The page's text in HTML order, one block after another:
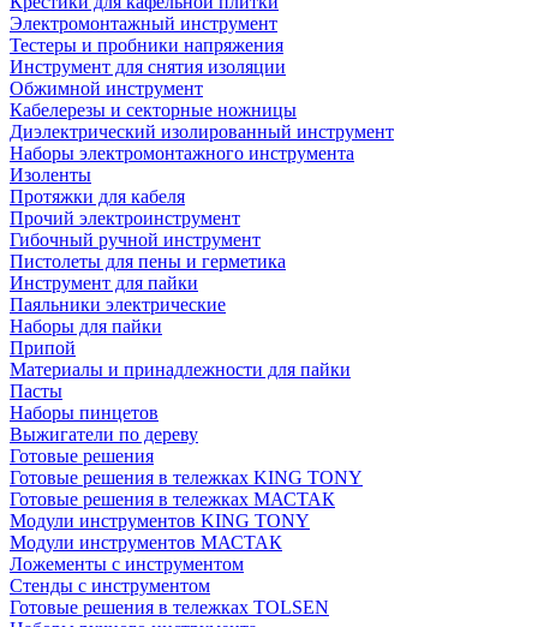
Электромонтажный инструмент
Тестеры и пробники напряжения
Инструмент для снятия изоляции
Обжимной инструмент
Кабелерезы и секторные ножницы
Диэлектрический изолированный инструмент
Наборы электромонтажного инструмента
Изоленты
Протяжки для кабеля
Прочий электроинструмент
Гибочный ручной инструмент
Пистолеты для пены и герметика
Инструмент для пайки
Паяльники электрические
Наборы для пайки
Припой
Материалы и принадлежности для пайки
Пасты
Наборы пинцетов
Выжигатели по дереву
Готовые решения
Готовые решения в тележках KING TONY
Готовые решения в тележках МАСТАК
Модули инструментов KING TONY
Модули инструментов МАСТАК
Ложементы с инструментом
Стенды с инструментом
Готовые решения в тележках TOLSEN